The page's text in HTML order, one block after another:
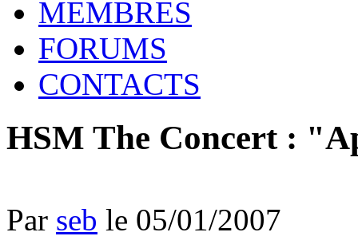
MEMBRES
FORUMS
CONTACTS
HSM The Concert :
Par seb le 05/01/2007